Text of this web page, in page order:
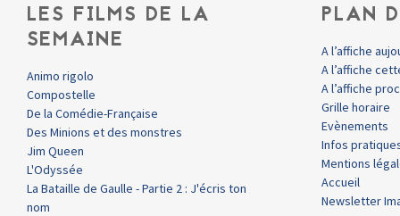
LES FILMS DE LA
SEMAINE
Animo rigolo
Compostelle
De la Comédie-Française
Des Minions et des monstres
Jim Queen
L'Odyssée
La Bataille de Gaulle - Partie 2 : J'écris ton
nom
PLAN
A l’affiche
A l’affiche
A l’affiche
Grille horaire
Evènements
Infos
Mentions
Accueil
Newsletter